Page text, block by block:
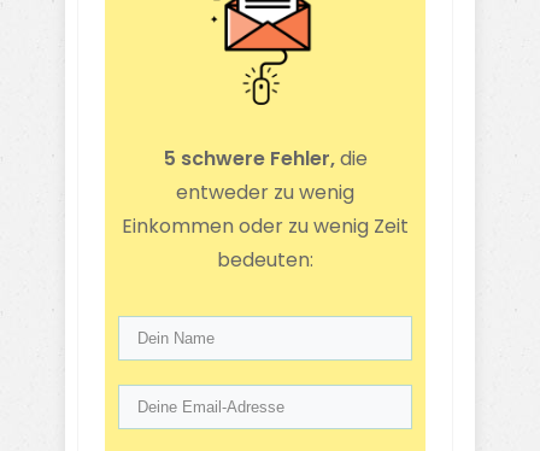
5 schwere Fehler,die
entweder zu wenig
Einkommen oder zu wenig Zeit
bedeuten: